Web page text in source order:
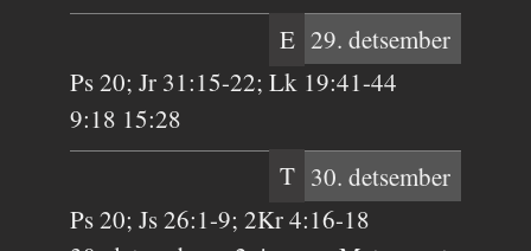
E 29. detsember
Ps 20; Jr 31:15-22; Lk 19:41-44
9:18 15:28
T 30. detsember
Ps 20; Js 26:1-9; 2Kr 4:16-18